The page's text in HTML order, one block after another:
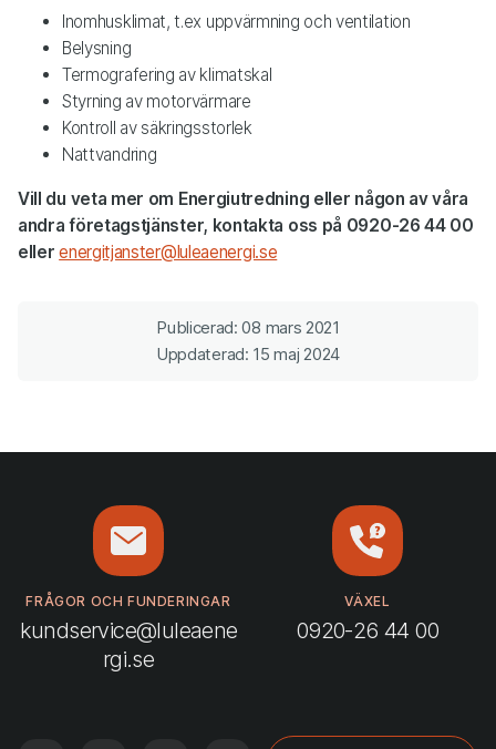
Inomhusklimat, t.ex uppvärmning och ventilation
Belysning
Termografering av klimatskal
Styrning av motorvärmare
Kontroll av säkringsstorlek
Nattvandring
Vill du veta mer om Energiutredning eller någon av våra
andra företagstjänster, kontakta oss på 0920-26 44 00
ellerenergitjanster@luleaenergi.se
Publicerad: 08 mars 2021
Uppdaterad: 15 maj 2024
FRÅGOR OCH FUNDERINGAR
kundservice@luleaene
rgi.se
VÄXEL
0920-26 44 00